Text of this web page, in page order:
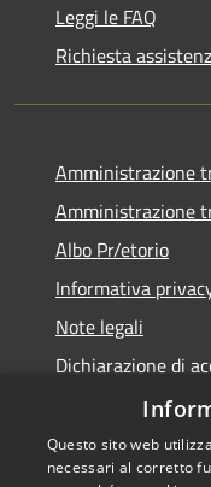
Leggi le FAQ
Richiesta
Amministrazione
Amministrazione
Albo Pr/etorio
Informativa
Note legali
Dichiarazione di
Obiettivi di
Questo sito web
necessari al corretto